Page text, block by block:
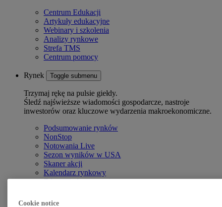
Centrum Edukacji
Artykuły edukacyjne
Webinary i szkolenia
Analizy rynkowe
Strefa TMS
Centrum pomocy
Rynek Toggle submenu
Trzymaj rękę na pulsie giełdy.
Śledź najświeższe wiadomości gospodarcze, nastroje
inwestorów oraz kluczowe wydarzenia makroekonomiczne.
Podsumowanie rynków
NonStop
Notowania Live
Sezon wyników w USA
Skaner akcji
Kalendarz rynkowy
Zdarzenia korporacyjne
Rolowania
Cookie notice